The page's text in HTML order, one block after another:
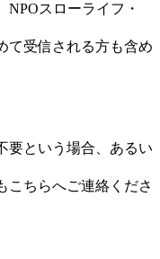
スローライフ・
て受信される方も含め
要という場合、あるい
こちらへご連絡くださ